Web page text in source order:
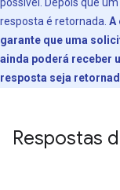
resposta é retornada. A
garante que uma
ainda poderá receber
resposta seja
Respostas